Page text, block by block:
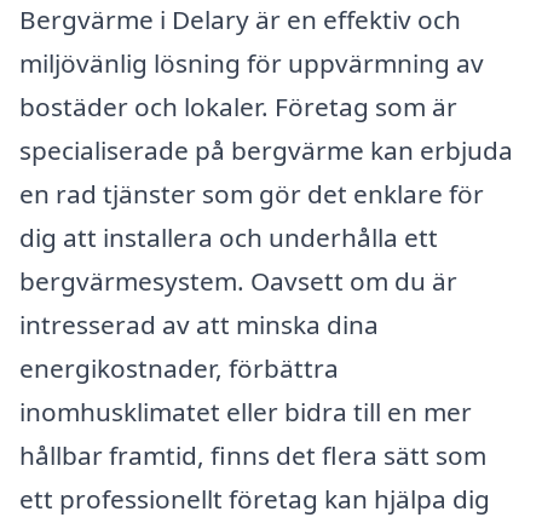
Bergvärme i Delary är en effektiv och
miljövänlig lösning för uppvärmning av
bostäder och lokaler. Företag som är
specialiserade på bergvärme kan erbjuda
en rad tjänster som gör det enklare för
dig att installera och underhålla ett
bergvärmesystem. Oavsett om du är
intresserad av att minska dina
energikostnader, förbättra
inomhusklimatet eller bidra till en mer
hållbar framtid, finns det flera sätt som
ett professionellt företag kan hjälpa dig